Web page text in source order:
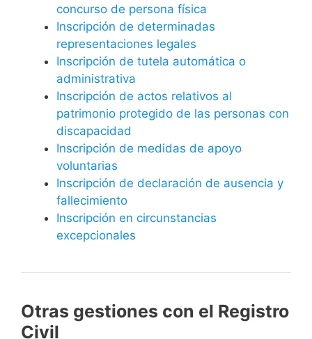
concurso de persona física
Inscripción de determinadas
representaciones legales
Inscripción de tutela automática o
administrativa
Inscripción de actos relativos al
patrimonio protegido de las personas con
discapacidad
Inscripción de medidas de apoyo
voluntarias
Inscripción de declaración de ausencia y
fallecimiento
Inscripción en circunstancias
excepcionales
Otras gestiones con el Registro
Civil